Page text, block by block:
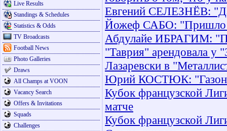
Live Results
Standings & Schedules
Statistics & Odds
TV Broadcasts
Football News
Photo Galleries
Draws
All Champs at VOON
Vacancy Search
Offers & Invitations
Squads
Challenges
Евгений СЕЛЕЗНЁВ:
Йожеф САБО: "Пришло
Абдулайе ИБРАГИМ:
"Таврия" арендовала у
Лазаревски в
Юрий КОСТЮК: "Газон
Кубок французской
матче
Кубок французской